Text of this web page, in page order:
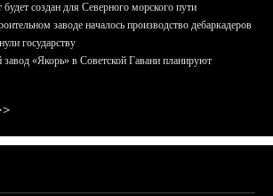
создан для Северного морского пути
заводе началось производство дебаркадеров
государству
«Якорь» в Советской Гавани планируют